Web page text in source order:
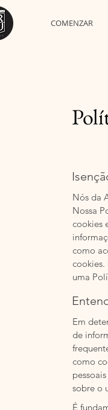
COMENZAR
Nós da
Nossa
cookies
como
cookies.
uma
Em
de
como
sobre o
É